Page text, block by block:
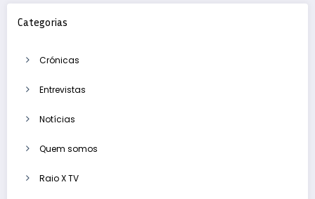
Categorias
Crónicas
Entrevistas
Notícias
Quem somos
Raio X TV